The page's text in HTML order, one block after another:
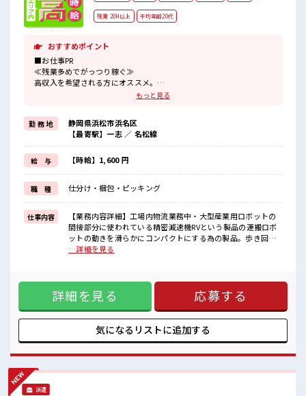
残業 20H以上 平均年齢20代
おすすめポイント
■お仕事PR
≪残業多めでがっつり稼ぐ≫
高収入を希望される方にオススメ。
残業は月20時間以上あります♪
派手過ぎなければ髪型や髪色自由♪
(規定有)≪機能的な制服アリ≫
制服があるので、
毎日の服装の悩み解消♪
≪未経験OKの仕事≫
新しいことにチャレンジするのは不安だけど、
しっかり働く環境が整っています！
イチからスキルUP・ステップUP目指していきましょう！
≪収入アップを目指せる≫
高時給だらけの派遣のお仕事です！
■職場の雰囲気
髪型にこだわりのあるアナタは必見！
社会人経験が浅くてもOK！
ここから経験積んでいきましょ！
残業がしっかりあるお仕事！
もっと見る
勤 務 地
静岡県浜松市浜名区
【最寄駅】一志 ／ 名松線
給 与 【時給】1,600 円
職 種 仕分け・梱包・ピッキング
仕事内容
【業務内容詳細】工場内物流業務中・大型産業用ロボットの
間接部分に使われている精密減速機RVという製品の運搬ロボ
ットの動きを滑らかにコンパクトにする為の製品。歩き回る
為、足腰の強さ必要。製品は4種類あり、大きさは、拳より少
ことは現状ないが、10～20kgの重量がある製品を扱う現場で
ある要。棚に格納するにあたり150cmほどの高さに上げま
す。【取扱製品情報】金属製品(減速機部品)産業用ロボットの
間接部分に使われているギヤやシャフトこロボットの動きを
滑らかにコンパクトにする為の製品。 ■お仕事PR ≪残業多め
でがっつり稼ぐ≫ 高収入を希望される方にオススメ。 残業は
なければ髪型や髪色自由♪ (規定有)≪機能的な制服アリ≫ 制
服があるので、 毎日の服装の悩み解消♪ ≪未経験OKの仕事
…詳細を見る
詳細を見る 応募する
気になるリストに追加する
派遣